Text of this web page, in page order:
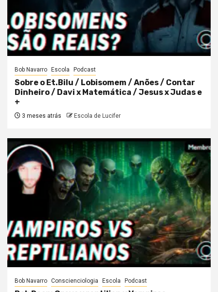
Bob Navarro Escola Podcast
Sobre o Et.Bilu / Lobisomem / Anões / Contar
Dinheiro / Davi x Matemática / Jesus x Judas e
+
3 meses atrás Escola de Lucifer
Bob Navarro Conscienciologia Escola Podcast